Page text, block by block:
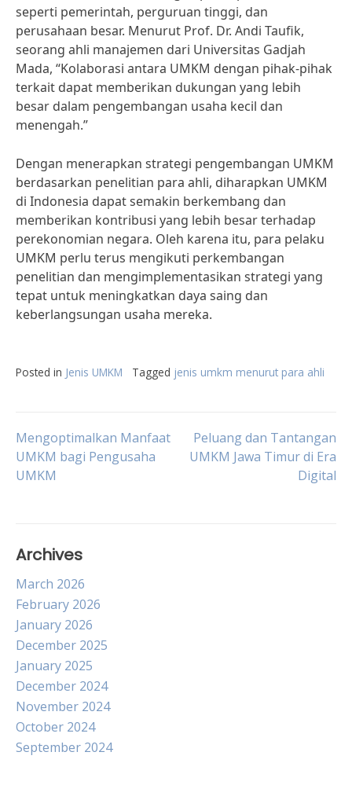
seperti pemerintah, perguruan tinggi, dan
perusahaan besar. Menurut Prof. Dr. Andi Taufik,
seorang ahli manajemen dari Universitas Gadjah
Mada, “Kolaborasi antara UMKM dengan pihak-pihak
terkait dapat memberikan dukungan yang lebih
besar dalam pengembangan usaha kecil dan
menengah.”
Dengan menerapkan strategi pengembangan UMKM
berdasarkan penelitian para ahli, diharapkan UMKM
di Indonesia dapat semakin berkembang dan
memberikan kontribusi yang lebih besar terhadap
perekonomian negara. Oleh karena itu, para pelaku
UMKM perlu terus mengikuti perkembangan
penelitian dan mengimplementasikan strategi yang
tepat untuk meningkatkan daya saing dan
keberlangsungan usaha mereka.
Posted in Jenis UMKM Tagged jenis umkm menurut para ahli
Post
navigation
Mengoptimalkan Manfaat
UMKM bagi Pengusaha
UMKM
Peluang dan Tantangan
UMKM Jawa Timur di Era
Digital
Archives
March 2026
February 2026
January 2026
December 2025
January 2025
December 2024
November 2024
October 2024
September 2024